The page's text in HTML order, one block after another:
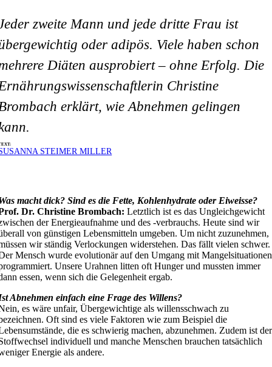
zweite Mann und jede dritte Frau ist
oder adipös. Viele haben schon
Diäten ausprobiert – ohne Erfolg. Die
Christine
erklärt, wie Abnehmen gelingen
STEIMER MILLER
macht dick? Sind es die Fette, Kohlenhydrate oder Eiweisse?
Dr. Christine Brombach:Letztlich ist es das Ungleichgewicht
der Energieaufnahme und des -verbrauchs. Heute sind wir
von günstigen Lebensmitteln umgeben. Um nicht zuzunehmen,
wir ständig Verlockungen widerstehen. Das fällt vielen schwer.
Mensch wurde evolutionär auf den Umgang mit Mangelsituationen
Unsere Urahnen litten oft Hunger und mussten immer
essen, wenn sich die Gelegenheit ergab.
Abnehmen einfach eine Frage des Willens?
es wäre unfair, Übergewichtige als willensschwach zu
Oft sind es viele Faktoren wie zum Beispiel die
die es schwierig machen, abzunehmen. Zudem ist der
individuell und manche Menschen brauchen tatsächlich
Energie als andere.